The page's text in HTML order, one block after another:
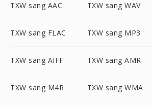
TXW sang AAC TXW sang WAV
TXW sang FLAC TXW sang MP3
TXW sang AIFF TXW sang AMR
TXW sang M4R TXW sang WMA